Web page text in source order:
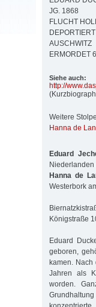
JG. 1868
FLUCHT
DEPORTIERT
AUSCHWITZ
ERMORDET
Siehe auch:
http://
Weitere
Hanna de
Eduard
Niederlanden
Hanna de
Westerbork
Königstraße
Eduard
geboren,
kamen.
Jahren als
worden.